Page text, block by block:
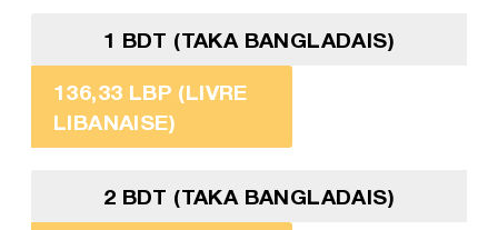
1 BDT (TAKA BANGLADAIS)
136,33 LBP (LIVRE
LIBANAISE)
2 BDT (TAKA BANGLADAIS)